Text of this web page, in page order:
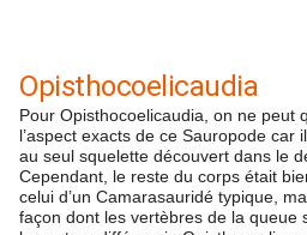
Opisthocoelicaudia
Pour Opisthocoelicaudia, on ne peut
l’aspect exacts de ce Sauropode car
au seul squelette découvert dans le
Cependant, le reste du corps était
celui d’un Camarasauridé typique,
façon dont les vertèbres de la queue